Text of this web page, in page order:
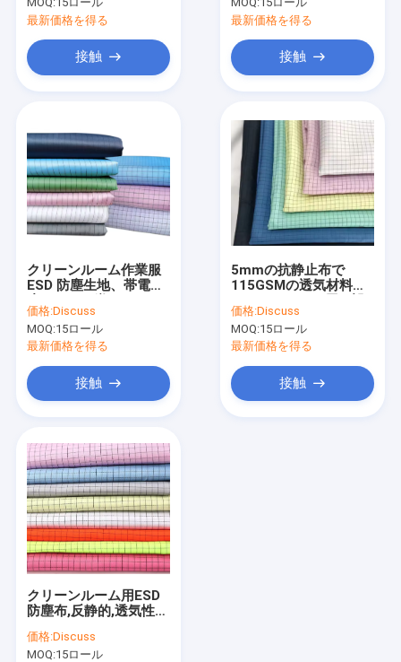
テキスタイル。
最新価格を得る
接触
最新価格を得る
接触
クリーンルーム作業服
ESD 防塵生地、帯電防
価格:Discuss
MOQ:15ロール
最新価格を得る
接触
5mmの抗静止布で
115GSMの透気材料で
計されています
価格:Discuss
MOQ:15ロール
最新価格を得る
接触
クリーンルーム用ESD
防塵布,反静的,透気性の
提供されています.
価格:Discuss
MOQ:15ロール